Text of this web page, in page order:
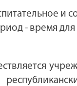
и
- время для